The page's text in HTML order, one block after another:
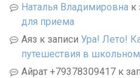
Наталья Владимировна к
для приема
Аяз к записи Ура! Лето!
путешествия в
Айрат +79378309417 к